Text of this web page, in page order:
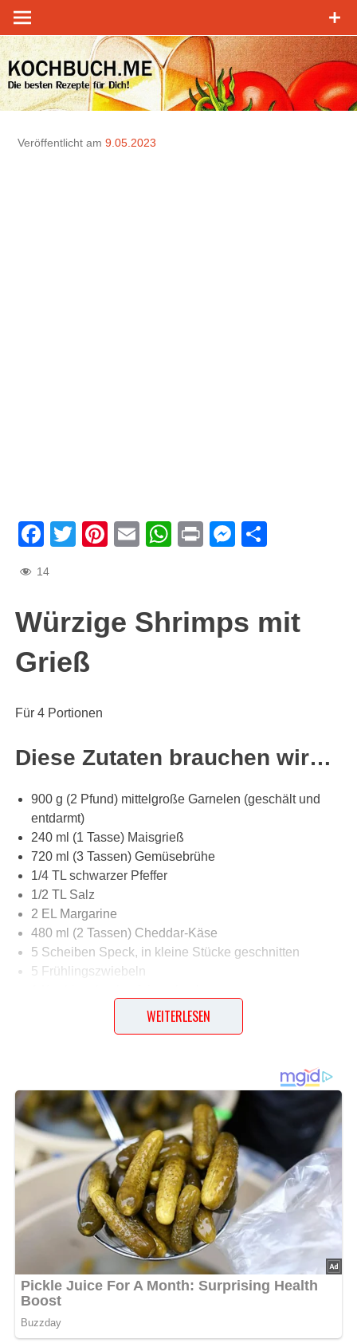
Zum
Inhalt
springen
Veröffentlicht am 9.05.2023
Facebook
TwitterPinterest
EmailWhatsApp
Print
14
Würzige Shrimps mit
Grieß
Für 4 Portionen
Diese Zutaten brauchen wir…
900 g (2 Pfund) mittelgroße Garnelen (geschält und
entdarmt)
240 ml (1 Tasse) Maisgrieß
720 ml (3 Tassen) Gemüsebrühe
1/4 TL schwarzer Pfeffer
1/2 TL Salz
2 EL Margarine
480 ml (2 Tassen) Cheddar-Käse
5 Scheiben Speck, in kleine Stücke geschnitten
5 Frühlingszwiebeln
5 Lauchzwiebeln, in kleine Stücke geschnitten
Lob, Kritik, Fragen oder Anregungen zum Rezept?
Dann hinterlasse doch bitte einen Kommentar am
Ende dieser Seite & auch eine Bewertung!
Und so wird es gemacht…
Bringen Sie Gemüsebrühe, Salz und Pfeffer in einem Topf
zum Kochen. Rühren Sie den Grieß unter und lassen Sie
ihn ca. 7 Minuten oder bis die gewünschte Dicke erreicht
ist kochen, geben Sie dann die milchfreie Margarine und
den Käse dazu. Braten Sie den Speck knusprig an und
nehmen Sie ihn aus der Pfanne. Braten Sie die Garnelen
WEITERLESEN